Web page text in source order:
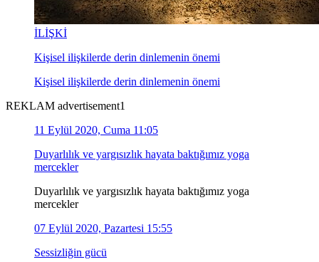
İLİŞKİ
Kişisel ilişkilerde derin dinlemenin önemi
Kişisel ilişkilerde derin dinlemenin önemi
REKLAM advertisement1
11 Eylül 2020, Cuma 11:05
Duyarlılık ve yargısızlık hayata baktığımız yoga
mercekler
Duyarlılık ve yargısızlık hayata baktığımız yoga
mercekler
07 Eylül 2020, Pazartesi 15:55
Sessizliğin gücü